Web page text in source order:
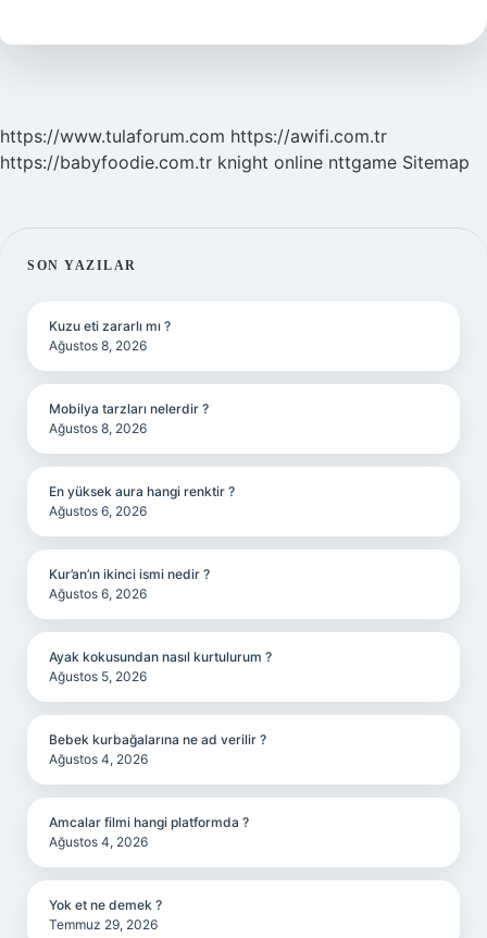
https://www.tulaforum.com https://awifi.com.tr
https://babyfoodie.com.tr knight online nttgame Sitemap
SIDEBAR
SON YAZILAR
Kuzu eti zararlı mı ?
Ağustos 8, 2026
Mobilya tarzları nelerdir ?
Ağustos 8, 2026
En yüksek aura hangi renktir ?
Ağustos 6, 2026
Kur’an’ın ikinci ismi nedir ?
Ağustos 6, 2026
Ayak kokusundan nasıl kurtulurum ?
Ağustos 5, 2026
Bebek kurbağalarına ne ad verilir ?
Ağustos 4, 2026
Amcalar filmi hangi platformda ?
Ağustos 4, 2026
Yok et ne demek ?
Temmuz 29, 2026